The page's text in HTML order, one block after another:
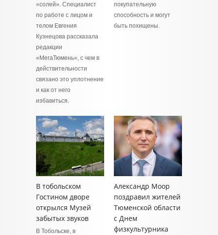
«солей». Специалист
по работе с лицом и
телом Евгения
Кузнецова рассказала
редакции
«МегаТюмень», с чем в
действительности
связано это уплотнение
и как от него
избавиться.
покупательную
способность и могут
быть похищены.
В тобольском
Гостином дворе
открылся Музей
забытых звуков
В Тобольске, в
Александр Моор
поздравил жителей
Тюменской области
с Днем
физкультурника